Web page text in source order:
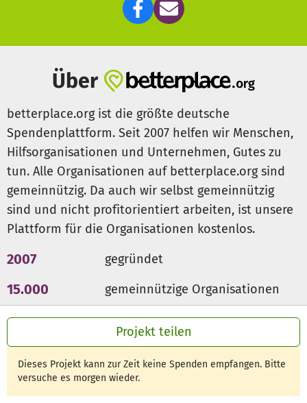
Projekt teilen
Dieses Projekt kann zur Zeit keine Spenden empfangen. Bitte
versuche es morgen wieder.
Über
betterplace.org ist die größte deutsche
Spendenplattform. Seit 2007 helfen wir Menschen,
Hilfsorganisationen und Unternehmen, Gutes zu
tun. Alle Organisationen auf betterplace.org sind
gemeinnützig. Da auch wir selbst gemeinnützig
sind und nicht profitorientiert arbeiten, ist unsere
Plattform für die Organisationen kostenlos.
2007 gegründet
15.000 gemeinnützige Organisationen
300 Mio € für den guten Zweck